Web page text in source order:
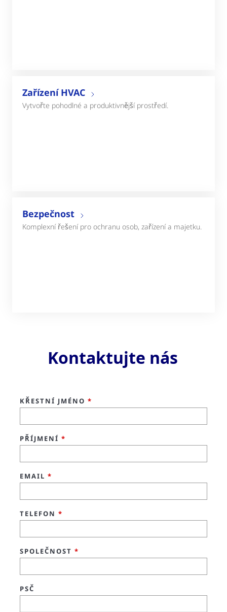
Zařízení HVAC
Vytvořte pohodlné a produktivnější prostředí.
Bezpečnost
Komplexní řešení pro ochranu osob, zařízení a majetku.
Kontaktujte nás
KŘESTNÍ JMÉNO *
PŘÍJMENÍ *
EMAIL *
TELEFON *
SPOLEČNOST *
PSČ